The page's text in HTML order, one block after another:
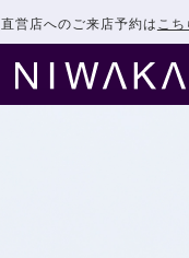
直営店へのご来店予約は こち